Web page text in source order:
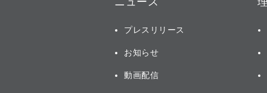
プレスリリース
お知らせ
動画配信